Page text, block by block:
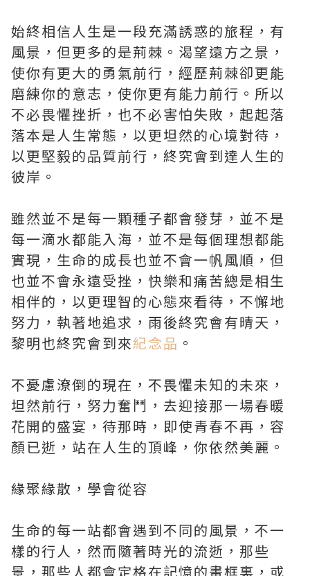
始終相信人生是一段充滿誘惑的旅程，有
風景，但更多的是荊棘。渴望遠方之景，
使你有更大的勇氣前行，經歷荊棘卻更能
磨練你的意志，使你更有能力前行。所以
不必畏懼挫折，也不必害怕失敗，起起落
落本是人生常態，以更坦然的心境對待，
以更堅毅的品質前行，終究會到達人生的
彼岸。
雖然並不是每一顆種子都會發芽，並不是
每一滴水都能入海，並不是每個理想都能
實現，生命的成長也並不會一帆風順，但
也並不會永遠受挫，快樂和痛苦總是相生
相伴的，以更理智的心態來看待，不懈地
努力，執著地追求，雨後終究會有晴天，
黎明也終究會到來紀念品 。
不憂慮潦倒的現在，不畏懼未知的未來，
坦然前行，努力奮鬥，去迎接那一場春暖
花開的盛宴，待那時，即使青春不再，容
顏已逝，站在人生的頂峰，你依然美麗。
緣聚緣散，學會從容
生命的每一站都會遇到不同的風景，不一
樣的行人，然而隨著時光的流逝，那些
景，那些人都會定格在記憶的畫框裏，或